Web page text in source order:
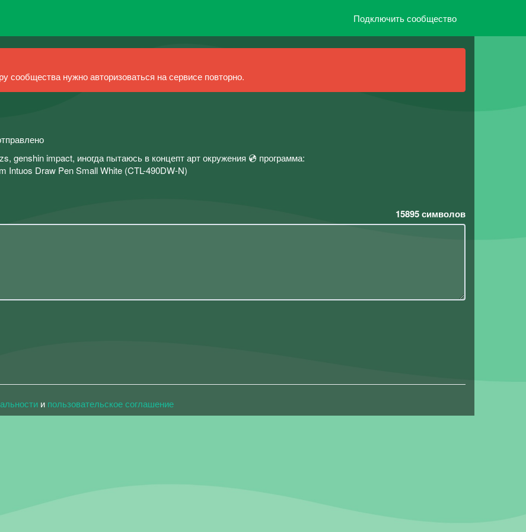
Подключить сообщество
сообщества нужно авторизоваться на сервисе повторно.
genshin impact, иногда пытаюсь в концепт арт окружения 💿 программа:
Intuos Draw Pen Small White (CTL-490DW-N)
15895символов
и пользовательское соглашение